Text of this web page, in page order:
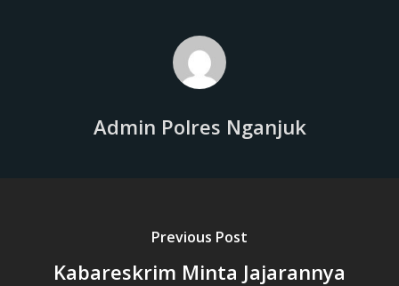
Admin Polres Nganjuk
Previous Post
Kabareskrim Minta Jajarannya